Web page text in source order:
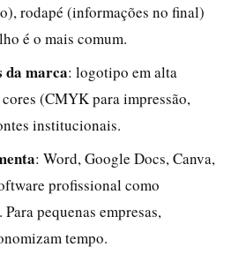
rodapé (informações no final)
é o mais comum.
da marca: logotipo em alta
(CMYK para impressão,
institucionais.
: Word, Google Docs, Canva,
profissional como
pequenas empresas,
tempo.